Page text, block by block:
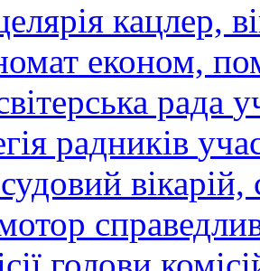
кацлер,
економ,
рада
радників
судовий вікарій,